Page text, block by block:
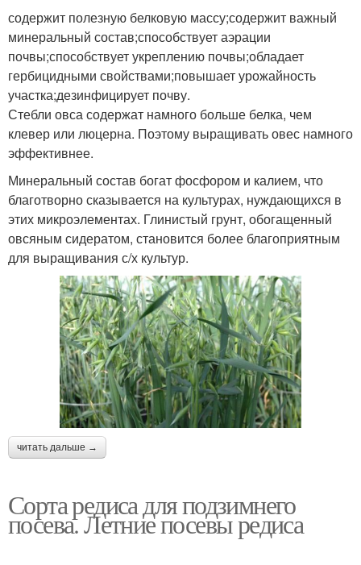
содержит полезную белковую массу;содержит важный
минеральный состав;способствует аэрации
почвы;способствует укреплению почвы;обладает
гербицидными свойствами;повышает урожайность
участка;дезинфицирует почву.
Стебли овса содержат намного больше белка, чем
клевер или люцерна. Поэтому выращивать овес намного
эффективнее.
Минеральный состав богат фосфором и калием, что
благотворно сказывается на культурах, нуждающихся в
этих микроэлементах. Глинистый грунт, обогащенный
овсяным сидератом, становится более благоприятным
для выращивания с/х культур.
читать дальше →
Сорта редиса для подзимнего
посева. Летние посевы редиса